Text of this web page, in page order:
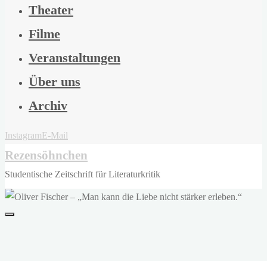
Theater
Filme
Veranstaltungen
Über uns
Archiv
InstagramE-Mail
Rezensöhnchen
Studentische Zeitschrift für Literaturkritik